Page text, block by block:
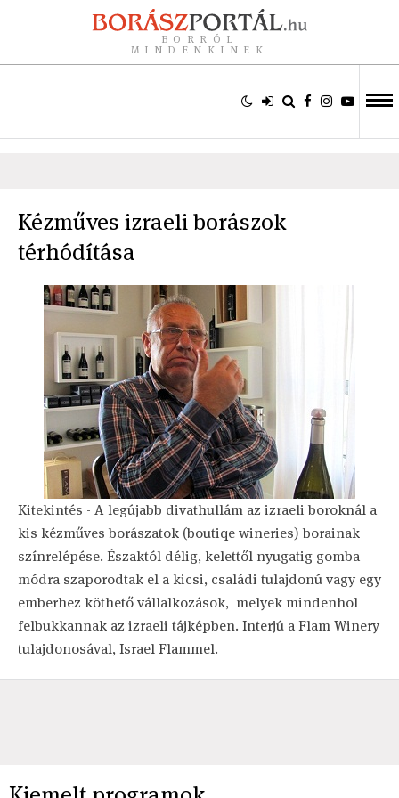
BORRÓL
MINDENKINEK
Kézműves izraeli borászok
térhódítása
Kitekintés - A legújabb divathullám az izraeli boroknál a
kis kézműves borászatok (boutiqe wineries) borainak
színrelépése. Északtól délig, kelettől nyugatig gomba
módra szaporodtak el a kicsi, családi tulajdonú vagy egy
emberhez köthető vállalkozások, melyek mindenhol
felbukkannak az izraeli tájképben. Interjú a Flam Winery
tulajdonosával, Israel Flammel.